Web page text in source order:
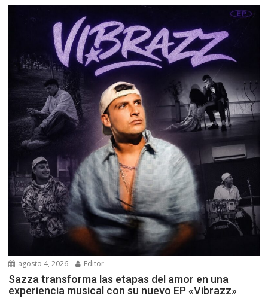
agosto 4, 2026 Editor
Sazza transforma las etapas del amor en una
experiencia musical con su nuevo EP «Vibrazz»